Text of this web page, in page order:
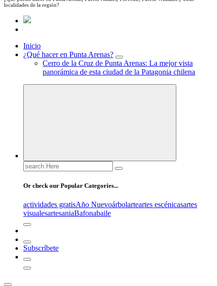
localidades de la región?
Inicio
¿Qué hacer en Punta Arenas?
Cerro de la Cruz de Punta Arenas: La mejor vista
panorámica de esta ciudad de la Patagonia chilena
Search
for:
Or check our Popular Categories...
actividades gratisAño Nuevoárbolarteartes escénicasartes
visualesartesaniaBafonabaile
Subscríbete